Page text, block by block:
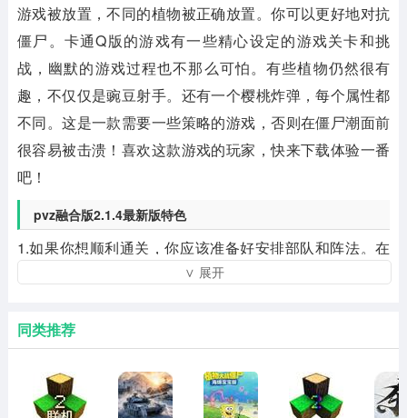
游戏被放置，不同的植物被正确放置。你可以更好地对抗
僵尸。卡通Q版的游戏有一些精心设定的游戏关卡和挑
战，幽默的游戏过程也不那么可怕。有些植物仍然很有
趣，不仅仅是豌豆射手。还有一个樱桃炸弹，每个属性都
不同。这是一款需要一些策略的游戏，否则在僵尸潮面前
很容易被击溃！喜欢这款游戏的玩家，快来下载体验一番
吧！
pvz融合版2.1.4最新版特色
1.如果你想顺利通关，你应该准备好安排部队和阵法。在
正式开始之前，你应该种植向日葵，并简单地攻击植物来
2.积累足够的阳光后，开始种植炮手植物来攻击僵尸，并
3.当一波僵尸来袭时，有必要释放对攻击极其有害的植
∨ 展开
同类推荐